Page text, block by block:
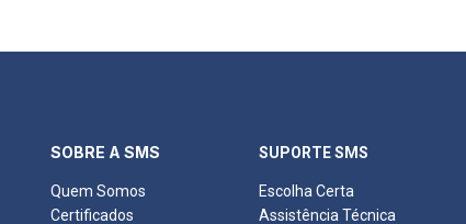
SOBRE A SMS
Quem Somos
Certificados
SUPORTE SMS
Escolha Certa
Assistência Técnica